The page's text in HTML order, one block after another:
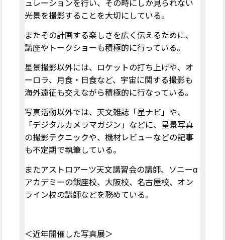
光景を撮影することを大切にしている。
またその計画する楽しさを広く伝えるために、
講座やトークショーも積極的に行っている。
星景撮影以外には、ロケットの打ち上げや、オ
ーロラ、月食・日食など、宇宙に関する撮影も
海外遠征も交えながら積極的に行なっている。
写真活動以外では、天文雑誌「星ナビ」や、
「デジタルカメラマガジン」などに、星景写真
の撮影テクニックや、機材レビューなどの記事
も不定期で執筆している。
またアストロアーツ天文講習会の講師、ソニーα
アカデミーの銀座校、大阪校、名古屋校、オン
ライン校の講師などを務めている。
＜近年開催した写真展＞